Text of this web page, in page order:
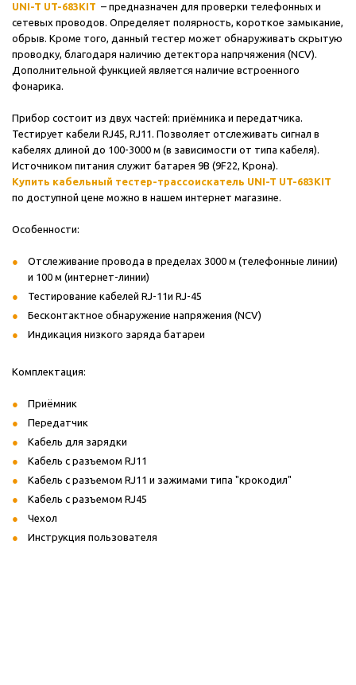
UNI-T UT-683KIT – предназначен для проверки телефонных и
сетевых проводов. Определяет полярность, короткое замыкание,
обрыв. Кроме того, данный тестер может обнаруживать скрытую
проводку, благодаря наличию детектора напрчяжения (NCV).
Дополнительной функцией является наличие встроенного
фонарика.
Прибор состоит из двух частей: приёмника и передатчика.
Тестирует кабели RJ45, RJ11. Позволяет отслеживать сигнал в
кабелях длиной до 100-3000 м (в зависимости от типа кабеля).
Источником питания служит батарея 9В (9F22, Крона).
Купить кабельный тестер-трассоискатель UNI-T UT-683KIT
по доступной цене можно в нашем интернет магазине.
Особенности:
Отслеживание провода в пределах 3000 м (телефонные линии)
и 100 м (интернет-линии)
Тестирование кабелей RJ-11и RJ-45
Бесконтактное обнаружение напряжения (NCV)
Индикация низкого заряда батареи
Комплектация:
Приёмник
Передатчик
Кабель для зарядки
Кабель с разъемом RJ11
Кабель с разъемом RJ11 и зажимами типа "крокодил"
Кабель с разъемом RJ45
Чехол
Инструкция пользователя